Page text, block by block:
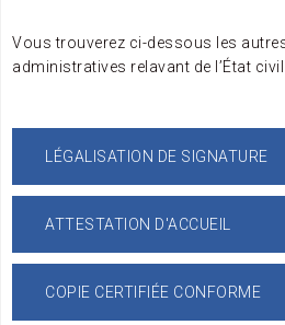
Vous trouverez ci-dessous les
administratives relavant de l’État
LÉGALISATION DE SIGNATURE
ATTESTATION D'ACCUEIL
COPIE CERTIFIÉE CONFORME